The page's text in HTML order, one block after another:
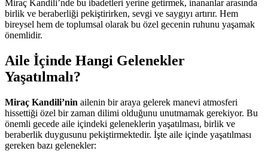
Miraç Kandili’nde bu ibadetleri yerine getirmek, inananlar arasında
birlik ve beraberliği pekiştirirken, sevgi ve saygıyı artırır. Hem
bireysel hem de toplumsal olarak bu özel gecenin ruhunu yaşamak
önemlidir.
Aile İçinde Hangi Gelenekler
Yaşatılmalı?
Miraç Kandili’nin ailenin bir araya gelerek manevi atmosferi
hissettiği özel bir zaman dilimi olduğunu unutmamak gerekiyor. Bu
önemli gecede aile içindeki geleneklerin yaşatılması, birlik ve
beraberlik duygusunu pekiştirmektedir. İşte aile içinde yaşatılması
gereken bazı gelenekler: